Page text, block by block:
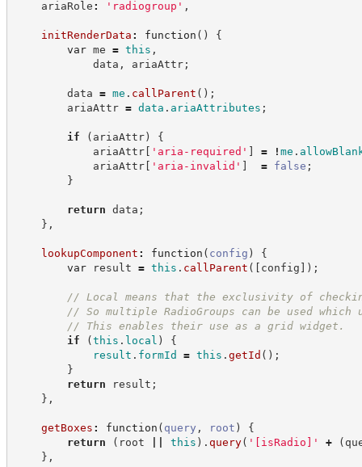
ariaRole : ' radiogroup ' ,
initRenderData : function ( )
{
var me = this ,
data , ariaAttr;
data = me . callParent ( ) ;
ariaAttr = data . ariaAttributes ;
if ( ariaAttr)
{
ariaAttr[ ' aria-required ' ] = ! me .
ariaAttr[ ' aria-invalid ' ] = false ;
}
return data ;
} ,
lookupComponent : function ( config )
{
var result = this . callParent ( [ config ] ) ;
// Local means that the exclusivity of
// So multiple RadioGroups can be used which
// This enables their use as a grid widget.
if
(this . local )
{
result . formId = this . getId ( ) ;
}
return result ;
} ,
getBoxes : function ( query , root )
{
return
( root this ) . query( ' [isRadio] ' + (
} ,